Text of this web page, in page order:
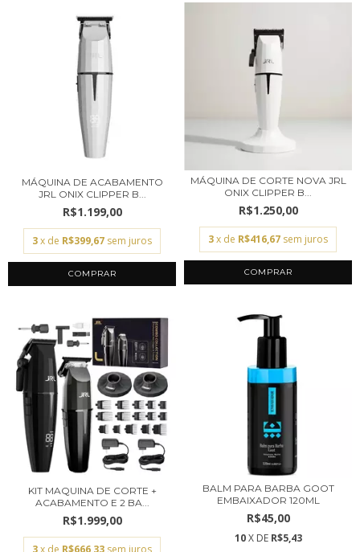
MÁQUINA DE ACABAMENTO
JRL ONIX CLIPPER B...
R$1.199,00
3x de R$399,67 sem juros
MÁQUINA DE CORTE NOVA JRL
ONIX CLIPPER B...
R$1.250,00
3x de R$416,67 sem juros
KIT MAQUINA DE CORTE +
ACABAMENTO E 2 BA...
R$1.999,00
BALM PARA BARBA GOOT
EMBAIXADOR 120ML
R$45,00
10 X DE R$5,43